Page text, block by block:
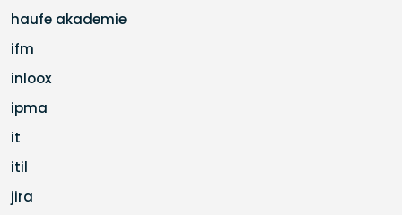
haufe akademie
ifm
inloox
ipma
it
itil
jira